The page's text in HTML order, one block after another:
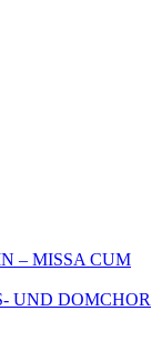
– MISSA CUM
UND DOMCHOR